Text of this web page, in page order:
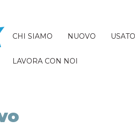
CHI SIAMO NUOVO USATO
LAVORA CON NOI